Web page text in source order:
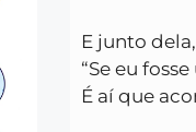
E junto
“Se eu
É aí que